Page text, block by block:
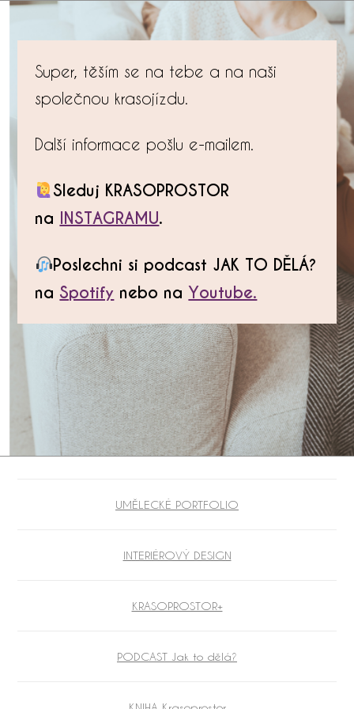
Super, těším se na tebe a na naši
společnou krasojízdu.
Další informace pošlu e-mailem.
Sleduj KRASOPROSTOR
na INSTAGRAMU.
Poslechni si podcast JAK TO DĚLÁ?
na Spotify nebo naYoutube.
UMĚLECKÉ PORTFOLIO
INTERIÉROVÝ DESIGN
KRASOPROSTOR+
PODCAST Jak to dělá?